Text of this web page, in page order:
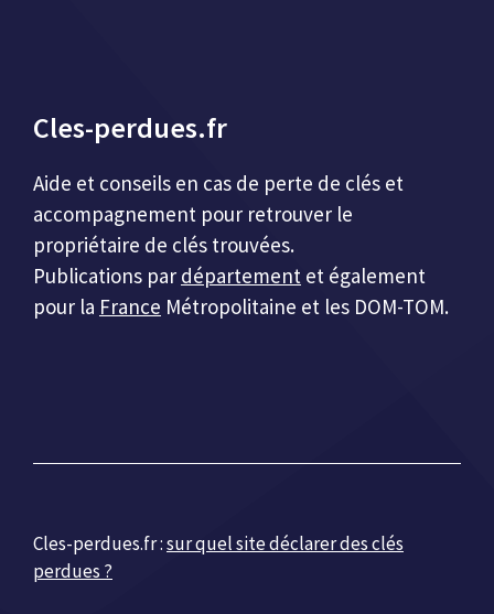
Cles-perdues.fr
Aide et conseils en cas de perte de clés et
accompagnement pour retrouver le
propriétaire de clés trouvées.
Publications par département et également
pour la France Métropolitaine et les DOM-TOM.
Cles-perdues.fr :sur quel site déclarer des clés
perdues ?